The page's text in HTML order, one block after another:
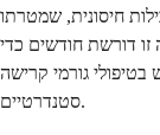
חיסונית, שמטרתו
דורשת חודשים כדי
גורמי קרישה
סטנדרטיים.